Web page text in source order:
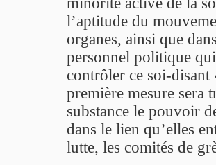
l’aptitude du
organes, ainsi que
personnel politique
contrôler ce soi-
première mesure sera
substance le pouvoir
dans le lien qu’elles
lutte, les comités de